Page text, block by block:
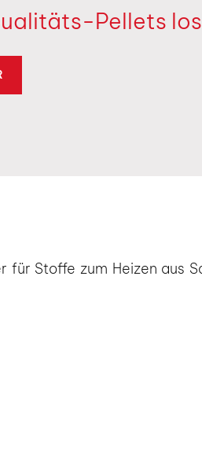
Pellets
für Stoffe zum Heizen aus